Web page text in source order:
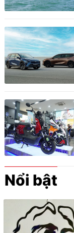
Nổi bật